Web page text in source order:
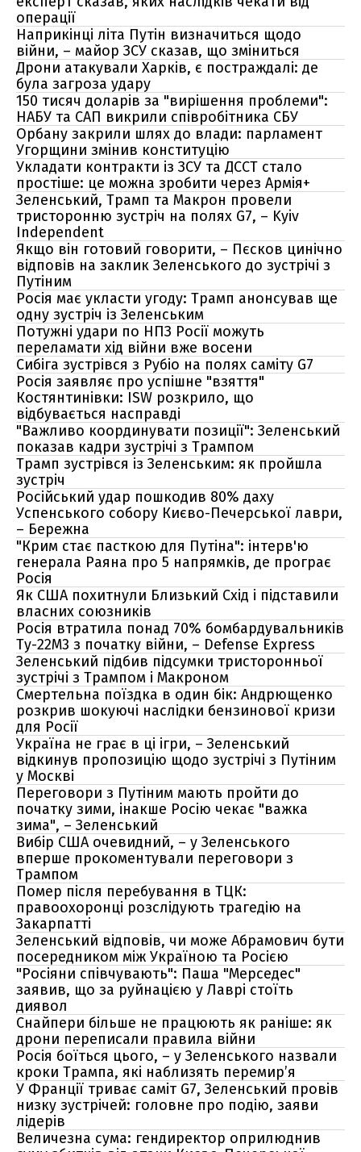
операції
Наприкінці літа Путін визначиться щодо
війни, – майор ЗСУ сказав, що зміниться
Дрони атакували Харків, є постраждалі: де
була загроза удару
150 тисяч доларів за "вирішення проблеми":
НАБУ та САП викрили співробітника СБУ
Орбану закрили шлях до влади: парламент
Угорщини змінив конституцію
Укладати контракти із ЗСУ та ДССТ стало
простіше: це можна зробити через Армія+
Зеленський, Трамп та Макрон провели
тристоронню зустріч на полях G7, – Kyiv
Independent
Якщо він готовий говорити, – Пєсков цинічно
відповів на заклик Зеленського до зустрічі з
Путіним
Росія має укласти угоду: Трамп анонсував ще
одну зустріч із Зеленським
Потужні удари по НПЗ Росії можуть
переламати хід війни вже восени
Сибіга зустрівся з Рубіо на полях саміту G7
Росія заявляє про успішне "взяття"
Костянтинівки: ISW розкрило, що
відбувається насправді
"Важливо координувати позиції": Зеленський
показав кадри зустрічі з Трампом
Трамп зустрівся із Зеленським: як пройшла
зустріч
Російський удар пошкодив 80% даху
Успенського собору Києво-Печерської лаври,
– Бережна
"Крим стає пасткою для Путіна": інтерв'ю
генерала Раяна про 5 напрямків, де програє
Росія
Як США похитнули Близький Схід і підставили
власних союзників
Росія втратила понад 70% бомбардувальників
Ту-22М3 з початку війни, – Defense Express
Зеленський підбив підсумки тристоронньої
зустрічі з Трампом і Макроном
Смертельна поїздка в один бік: Андрющенко
розкрив шокуючі наслідки бензинової кризи
для Росії
Україна не грає в ці ігри, – Зеленський
відкинув пропозицію щодо зустрічі з Путіним
у Москві
Переговори з Путіним мають пройти до
початку зими, інакше Росію чекає "важка
зима", – Зеленський
Вибір США очевидний, – у Зеленського
вперше прокоментували переговори з
Трампом
Помер після перебування в ТЦК:
правоохоронці розслідують трагедію на
Закарпатті
Зеленський відповів, чи може Абрамович бути
посередником між Україною та Росією
"Росіяни співчувають": Паша "Мерседес"
заявив, що за руйнацією у Лаврі стоїть
диявол
Снайпери більше не працюють як раніше: як
дрони переписали правила війни
Росія боїться цього, – у Зеленського назвали
кроки Трампа, які наблизять перемир’я
У Франції триває саміт G7, Зеленський провів
низку зустрічей: головне про подію, заяви
лідерів
Величезна сума: гендиректор оприлюднив